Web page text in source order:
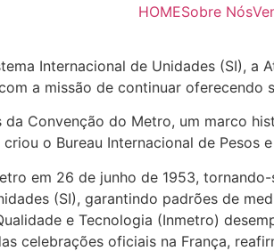
HOMESobre Nós
Internacional de Unidades (SI),
a missão de continuar
Convenção do Metro, um marco
o Bureau Internacional de
em 26 de junho de 1953,
(SI), garantindo padrões de
e Tecnologia (Inmetro)
celebrações oficiais na França,